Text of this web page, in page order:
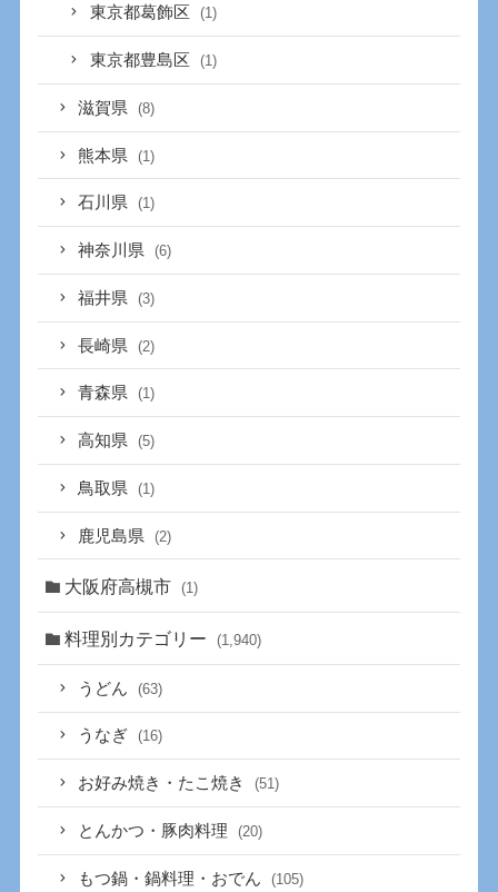
東京都葛飾区 (1)
東京都豊島区 (1)
滋賀県 (8)
熊本県 (1)
石川県 (1)
神奈川県 (6)
福井県 (3)
長崎県 (2)
青森県 (1)
高知県 (5)
鳥取県 (1)
鹿児島県 (2)
大阪府高槻市 (1)
料理別カテゴリー (1,940)
うどん (63)
うなぎ (16)
お好み焼き・たこ焼き (51)
とんかつ・豚肉料理 (20)
もつ鍋・鍋料理・おでん (105)